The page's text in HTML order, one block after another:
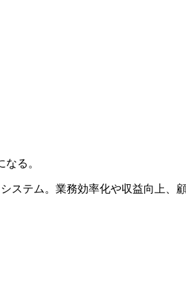
る。
ステム。業務効率化や収益向上、